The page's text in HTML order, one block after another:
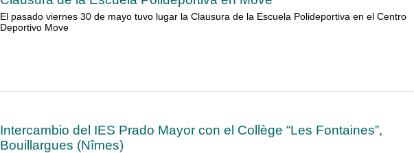
El pasado viernes 30 de mayo tuvo lugar la Clausura de la Escuela Polideportiva en el Centro
Deportivo Move
Intercambio del IES Prado Mayor con el Collège “Les Fontaines”,
Bouillargues (Nîmes)